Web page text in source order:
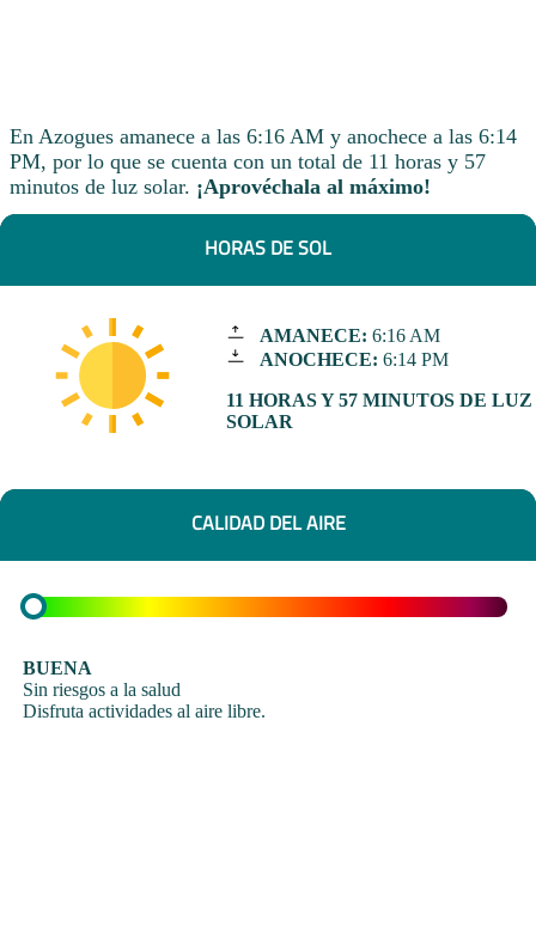
En Azogues amanece a las 6:16 AM y anochece a las 6:14
PM, por lo que se cuenta con un total de 11 horas y 57
minutos de luz solar. ¡Aprovéchala al máximo!
HORAS DE SOL
AMANECE: 6:16 AM
ANOCHECE: 6:14 PM
11 HORAS Y 57 MINUTOS DE LUZ
SOLAR
CALIDAD DEL AIRE
BUENA
Sin riesgos a la salud
Disfruta actividades al aire libre.